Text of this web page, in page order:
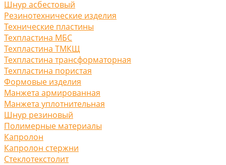
Шнур асбестовый
Резинотехнические изделия
Технические пластины
Техпластина МБС
Техпластина ТМКЩ
Техпластина трансформаторная
Техпластина пористая
Формовые изделия
Манжета армированная
Манжета уплотнительная
Шнур резиновый
Полимерные материалы
Капролон
Капролон стержни
Стеклотекстолит